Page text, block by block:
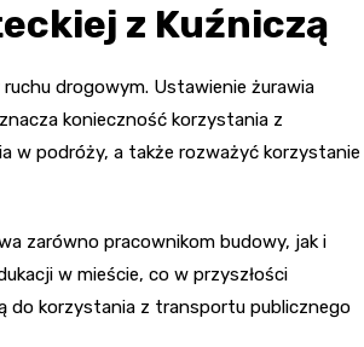
z Kuźniczą
drogowym. Ustawienie żurawia
konieczność korzystania z
w podróży, a także rozważyć korzystanie
zarówno pracownikom budowy, jak i
w mieście, co w przyszłości
do korzystania z transportu publicznego